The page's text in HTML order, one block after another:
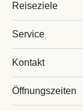
Reiseziele
Service
Kontakt
Öffnungszeiten